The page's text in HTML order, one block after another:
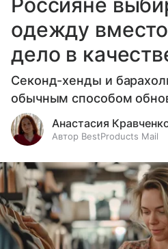
одежду
дело в
Секонд-хенды и
обычным способом
Анастасия
Автор BestProducts Mail